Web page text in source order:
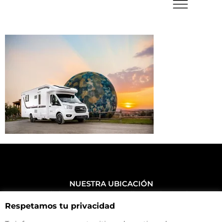
NUESTRA UBICACIÓN
Haz click aquí y mira como llegar a la tienda
CONTACTA CON NOSOTROS
+34 972 500 449
Respetamos tu privacidad